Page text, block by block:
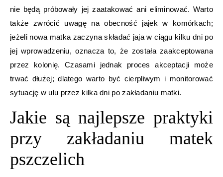
nie będą próbowały jej zaatakować ani eliminować. Warto
także zwrócić uwagę na obecność jajek w komórkach;
jeżeli nowa matka zaczyna składać jaja w ciągu kilku dni po
jej wprowadzeniu, oznacza to, że została zaakceptowana
przez kolonię. Czasami jednak proces akceptacji może
trwać dłużej; dlatego warto być cierpliwym i monitorować
sytuację w ulu przez kilka dni po zakładaniu matki.
Jakie są najlepsze praktyki
przy zakładaniu matek
pszczelich